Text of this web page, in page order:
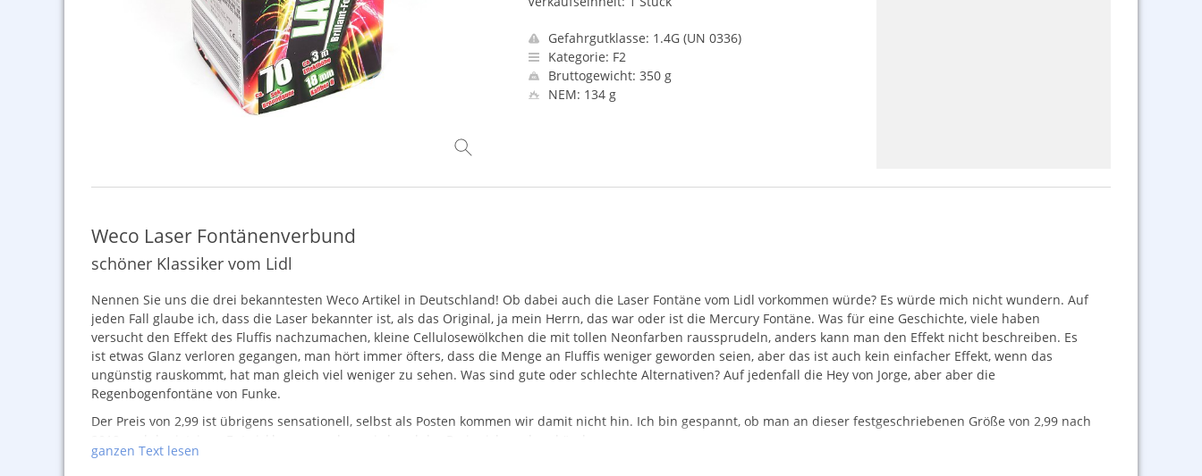
Gefahrgutklasse: 1.4G (UN 0336)
Kategorie: F2
Bruttogewicht: 350 g
NEM: 134 g
Weco Laser Fontänenverbund
schöner Klassiker vom Lidl
Nennen Sie uns die drei bekanntesten Weco Artikel in Deutschland! Ob dabei auch die Laser Fontäne vom Lidl vorkommen würde? Es würde mich nicht wundern. Auf
jeden Fall glaube ich, dass die Laser bekannter ist, als das Original, ja mein Herrn, das war oder ist die Mercury Fontäne. Was für eine Geschichte, viele haben
versucht den Effekt des Fluffis nachzumachen, kleine Cellulosewölkchen die mit tollen Neonfarben raussprudeln, anders kann man den Effekt nicht beschreiben. Es
ist etwas Glanz verloren gegangen, man hört immer öfters, dass die Menge an Fluffis weniger geworden seien, aber das ist auch kein einfacher Effekt, wenn das
ungünstig rauskommt, hat man gleich viel weniger zu sehen. Was sind gute oder schlechte Alternativen? Auf jedenfall die Hey von Jorge, aber aber die
Regenbogenfontäne von Funke.
Der Preis von 2,99 ist übrigens sensationell, selbst als Posten kommen wir damit nicht hin. Ich bin gespannt, ob man an dieser festgeschriebenen Größe von 2,99 nach
ganzen Text lesen